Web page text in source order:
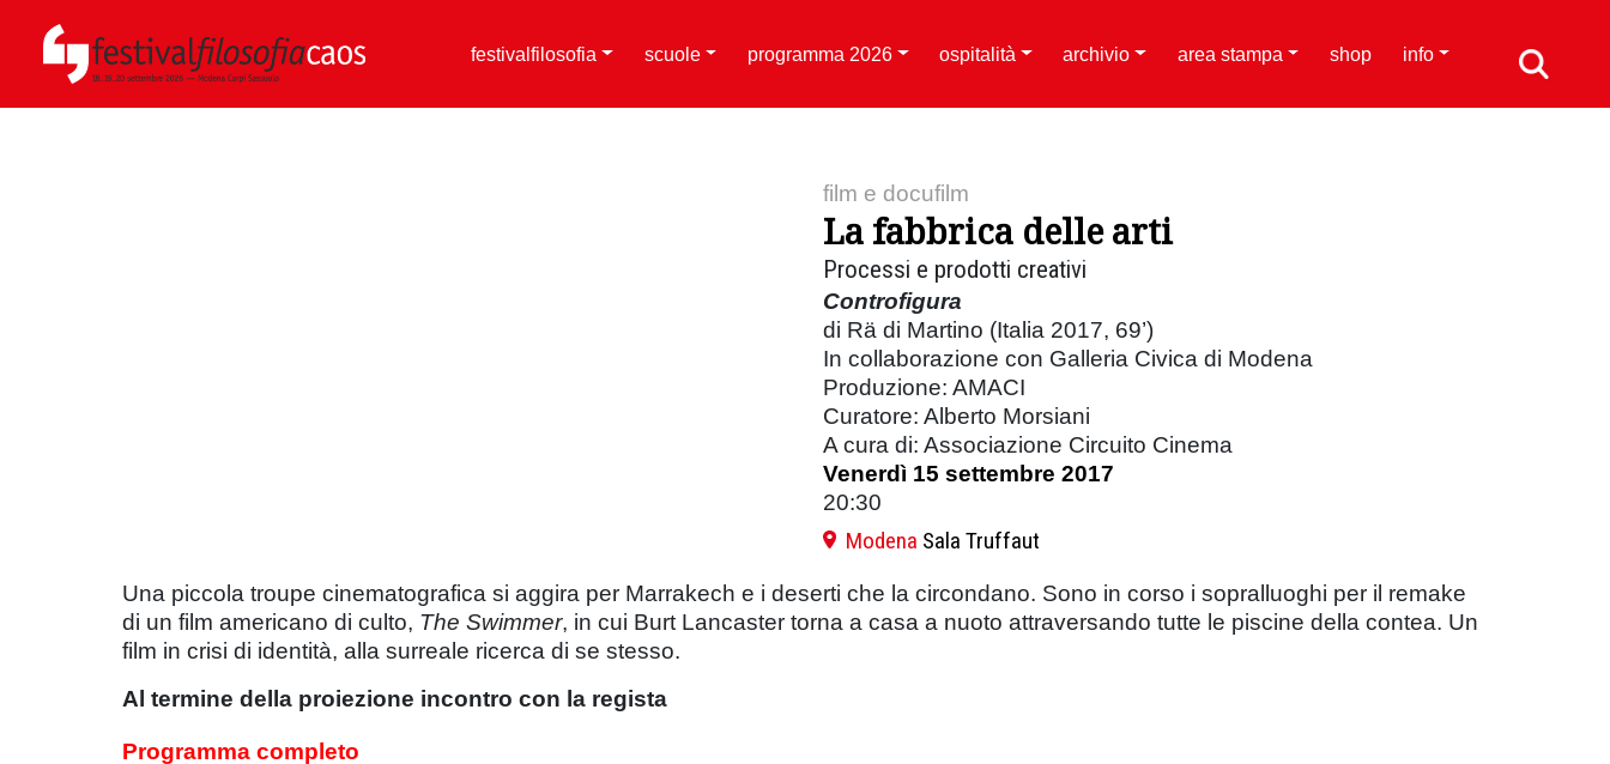
festivalfilosofia scuole programma 2026 ospitalità archivio area stampa shop info
film e docufilm
La fabbrica delle arti
Processi e prodotti creativi
Controfigura
di Rä di Martino (Italia 2017, 69’)
In collaborazione con Galleria Civica di Modena
Produzione: AMACI
Curatore: Alberto Morsiani
A cura di: Associazione Circuito Cinema
Venerdì 15 settembre 2017
20:30
Modena Sala Truffaut
Una piccola troupe cinematografica si aggira per Marrakech e i deserti che la circondano. Sono in corso i sopralluoghi per il remake
di un film americano di culto, The Swimmer, in cui Burt Lancaster torna a casa a nuoto attraversando tutte le piscine della contea. Un
film in crisi di identità, alla surreale ricerca di se stesso.
Al termine della proiezione incontro con la regista
Programma completo